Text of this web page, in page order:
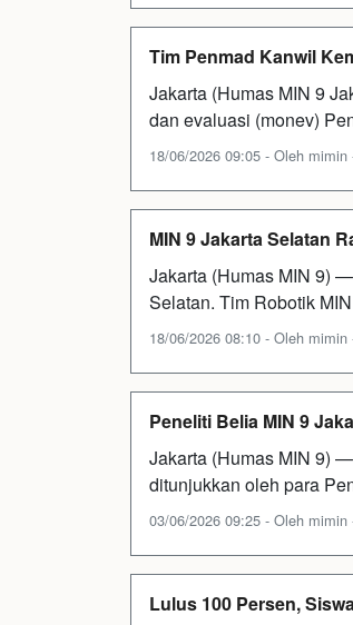
Tim Penmad Kanwil
Jakarta (Humas MIN 9
dan evaluasi (monev)
18/06/2026 09:05 - Oleh mimin
MIN 9 Jakarta Selatan
Jakarta (Humas MIN 9)
Selatan. Tim Robotik
18/06/2026 08:10 - Oleh mimin
Peneliti Belia MIN 9
Jakarta (Humas MIN 9)
ditunjukkan oleh para
03/06/2026 09:25 - Oleh mimin
Lulus 100 Persen,